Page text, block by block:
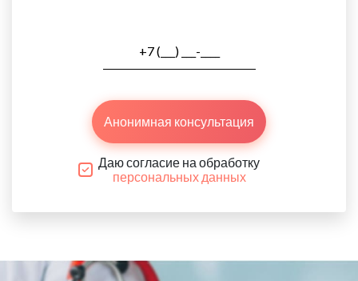
Анонимная консультация
Даю согласие на обработку
персональных данных